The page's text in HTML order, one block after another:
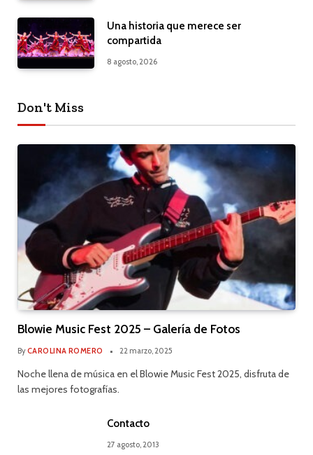
Una historia que merece ser
compartida
8 agosto, 2026
Don't Miss
Blowie Music Fest 2025 – Galería de Fotos
ByCAROLINA ROMERO 22 marzo, 2025
Noche llena de música en el Blowie Music Fest 2025, disfruta de
las mejores fotografías.
Contacto
27 agosto, 2013